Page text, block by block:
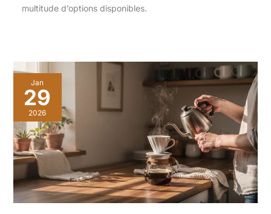
multitude d’options disponibles.
Jan
29
2026